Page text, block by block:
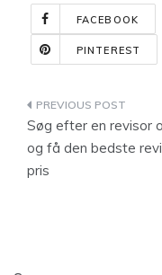
FACEBOOK
PINTEREST
Søg efter en revisor
og få den bedste
pris